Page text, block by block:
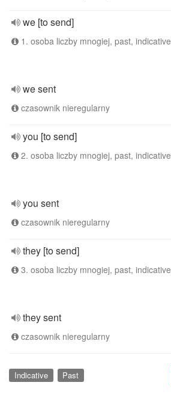
we [to send]
1. osoba liczby mnogiej, past, indicative
we sent
czasownik nieregularny
you [to send]
2. osoba liczby mnogiej, past, indicative
you sent
czasownik nieregularny
they [to send]
3. osoba liczby mnogiej, past, indicative
they sent
czasownik nieregularny
Indicative Past